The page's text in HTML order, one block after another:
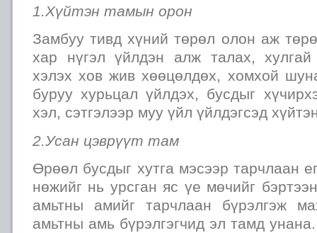
1.Хүйтэн тамын орон
Замбуу тивд хүний төрөл олон аж
хар нүгэл үйлдэн алж талах,
хэлэх хов жив хөөцөлдөх, хомхой
буруу хурьцал үйлдэх, бусдыг
хэл, сэтгэлээр муу үйл үйлдэгсэд
2.Усан цэврүүт там
Өрөөл бусдыг хутга мэсээр тарчлаан
нөжийг нь урсган яс үе мөчийг
амьтны амийг тарчлаан бүрэлгэж
амьтны амь бүрэлгэгчид эл тамд